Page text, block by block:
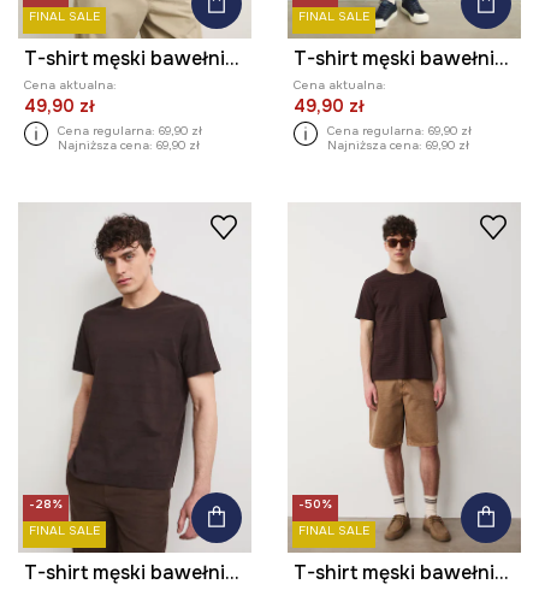
FINAL SALE
T-shirt męski bawełniany
Cena aktualna:
49,90 zł
Cena regularna: 69,90 zł
Najniższa cena: 69,90 zł
FINAL SALE
T-shirt męski bawełniany
Cena aktualna:
49,90 zł
Cena regularna: 69,90 zł
Najniższa cena: 69,90 zł
-28%
FINAL SALE
T-shirt męski bawełniany
-50%
FINAL SALE
T-shirt męski bawełniany